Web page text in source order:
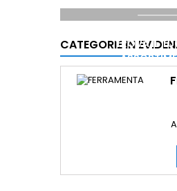
TROVA IL
E DEL TIPO
CATEGORIE IN